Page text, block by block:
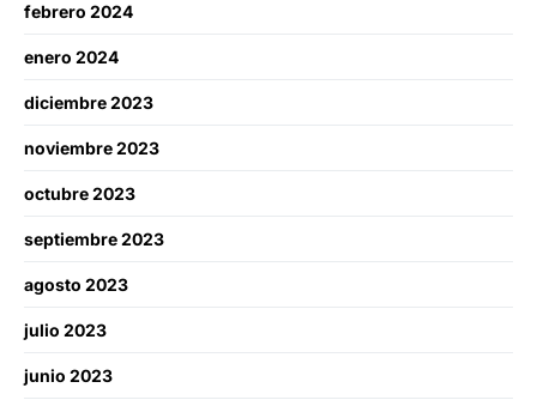
febrero 2024
enero 2024
diciembre 2023
noviembre 2023
octubre 2023
septiembre 2023
agosto 2023
julio 2023
junio 2023